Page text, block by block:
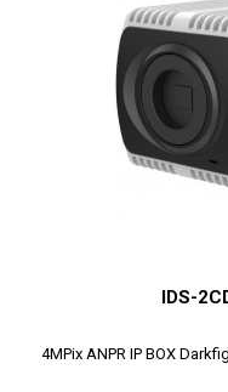
IDS-
4MPix ANPR IP BOX